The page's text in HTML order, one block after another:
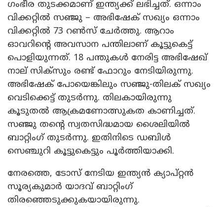
ഗംഭീര തുടക്കമാണ് ഇന്ത്യക്ക് ലഭിച്ചത്. ഒന്നാം
വിക്കറ്റിൽ സഞ്ജു – അഭിഷേക് സഖ്യം ഒന്നാം
വിക്കറ്റിൽ 73 റൺസ് ചേർത്തു. ആറാം
ഓവറിന്റെ അവസാന പന്തിലാണ് കൂട്ടുകെട്ട്
പൊളിയുന്നത്. 18 പന്തുകൾ നേരിട്ട അഭിഷേഖ്
നാല് സിക്‌സും രണ്ട് ഫോറും നേടിയിരുന്നു.
അഭിഷേക് പോയെങ്കിലും സഞ്ജു-തിലക് സഖ്യം
വെടിക്കെട്ട് തുടർന്നു. തിലകായിരുന്നു
കൂടുതൽ ആക്രമണോത്സുകത കാണിച്ചത്.
സഞ്ജു തന്റെ സ്വതസിദ്ധമായ ശൈലിയിൽ
ബാറ്റിംഗ് തുടർന്നു. ഇതിനിടെ ഡബിൾ
സെഞ്ചുറി കൂട്ടുകെട്ടും പൂർത്തിയാക്കി.
നേരത്തെ, ടോസ് നേടിയ ഇന്ത്യൻ ക്യാപ്റ്റൻ
സൂര്യകുമാർ യാദവ് ബാറ്റിംഗ്
തിരഞ്ഞെടുക്കുകയായിരുന്നു.